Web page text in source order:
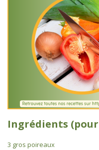
Ingrédients
3 gros poireaux